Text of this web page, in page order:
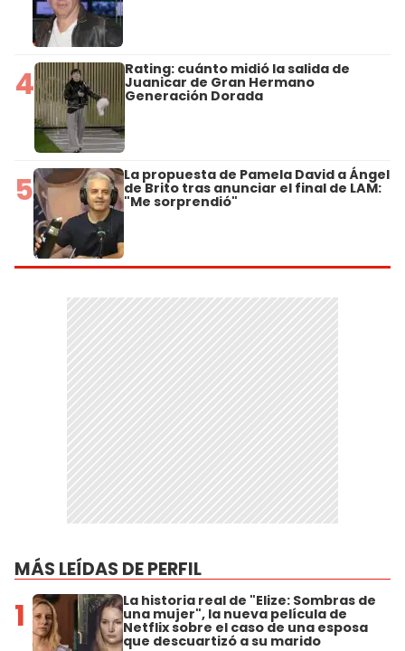
4 Rating: cuánto midió la salida de
Juanicar de Gran Hermano
Generación Dorada
5 La propuesta de Pamela David a Ángel
de Brito tras anunciar el final de LAM:
"Me sorprendió"
MÁS LEÍDAS DE PERFIL
1 La historia real de "Elize: Sombras de
una mujer", la nueva película de
Netflix sobre el caso de una esposa
que descuartizó a su marido